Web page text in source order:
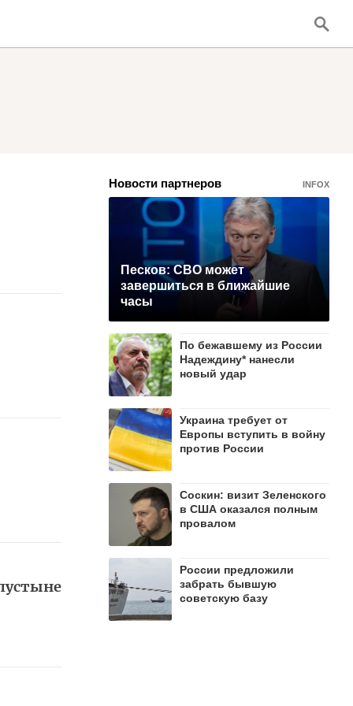
Новости партнеров INFOX
Песков: СВО может
завершиться в ближайшие
часы
По бежавшему из России
Надеждину* нанесли
новый удар
Украина требует от
Европы вступить в войну
против России
Соскин: визит Зеленского
в США оказался полным
провалом
России предложили
забрать бывшую
советскую базу